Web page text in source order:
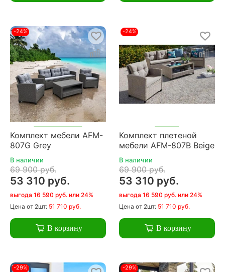
-24%
Комплект мебели AFM-
807G Grey
В наличии
69 900 руб.
53 310 руб.
выгода 16 590 руб. или 24%
Цена от 2шт: 51 710 руб.
В корзину
-24%
Комплект плетеной
мебели AFM-807B Beige
В наличии
69 900 руб.
53 310 руб.
выгода 16 590 руб. или 24%
Цена от 2шт: 51 710 руб.
В корзину
-29% -29%